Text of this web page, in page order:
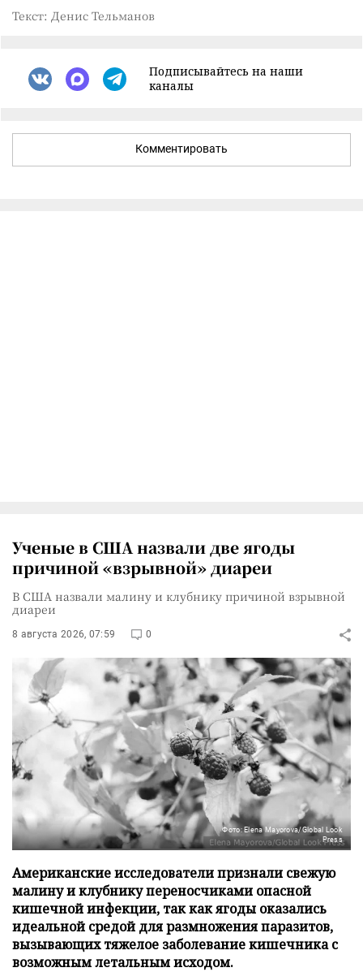
Текст: Денис Тельманов
Подписывайтесь на наши
каналы
Комментировать
Ученые в США назвали две ягоды
причиной «взрывной» диареи
В США назвали малину и клубнику причиной взрывной
диареи
8 августа 2026, 07:59 0
Фото: Elena Mayorova/Global Look
Press
Американские исследователи признали свежую
малину и клубнику переносчиками опасной
кишечной инфекции, так как ягоды оказались
идеальной средой для размножения паразитов,
вызывающих тяжелое заболевание кишечника с
возможным летальным исходом.